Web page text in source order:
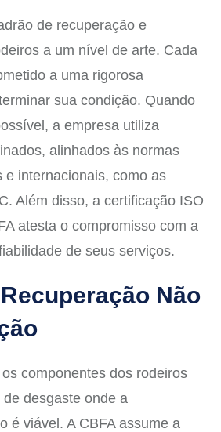
de recuperação e
a um nível de arte. Cada
a uma rigorosa
sua condição. Quando
a empresa utiliza
alinhados às normas
e internacionais, como as
Além disso, a certificação ISO
atesta o compromisso com a
de seus serviços.
Não
componentes dos rodeiros
desgaste onde a
é viável. A CBFA assume a